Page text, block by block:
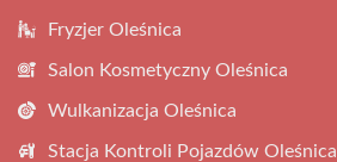
Fryzjer Oleśnica
Salon Kosmetyczny Oleśnica
Wulkanizacja Oleśnica
Stacja Kontroli Pojazdów Oleśnica